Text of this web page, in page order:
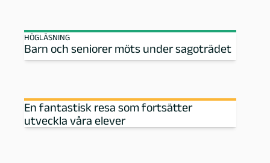
HÖGLÄSNING
Barn och seniorer möts under sagoträdet
En fantastisk resa som fortsätter
utveckla våra elever